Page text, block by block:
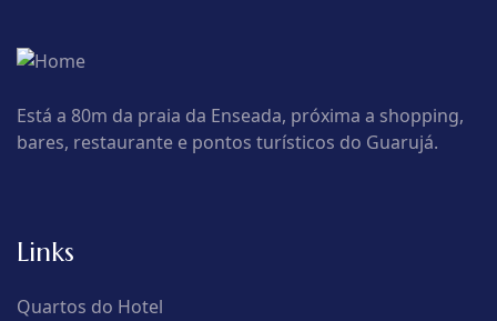
Está a 80m da praia da Enseada, próxima a shopping,
bares, restaurante e pontos turísticos do Guarujá.
Links
Quartos do Hotel